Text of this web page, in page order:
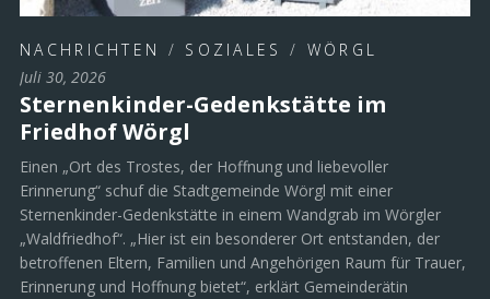
NACHRICHTEN / SOZIALES / WÖRGL
Juli 30, 2026
Sternenkinder-Gedenkstätte im
Friedhof Wörgl
Einen „Ort des Trostes, der Hoffnung und liebevoller
Erinnerung“ schuf die Stadtgemeinde Wörgl mit einer
Sternenkinder-Gedenkstätte in einem Wandgrab im Wörgler
„Waldfriedhof“. „Hier ist ein besonderer Ort entstanden, der
betroffenen Eltern, Familien und Angehörigen Raum für Trauer,
Erinnerung und Hoffnung bietet“, erklärt Gemeinderätin